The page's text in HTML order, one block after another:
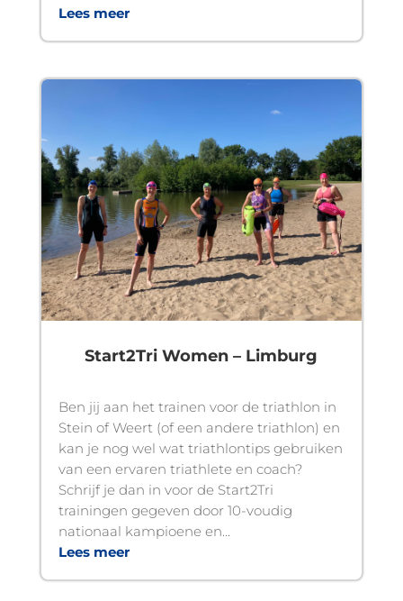
Lees meer
Start2Tri Women – Limburg
Ben jij aan het trainen voor de triathlon in
Stein of Weert (of een andere triathlon) en
kan je nog wel wat triathlontips gebruiken
van een ervaren triathlete en coach?
Schrijf je dan in voor de Start2Tri
trainingen gegeven door 10-voudig
nationaal kampioene en...
Lees meer